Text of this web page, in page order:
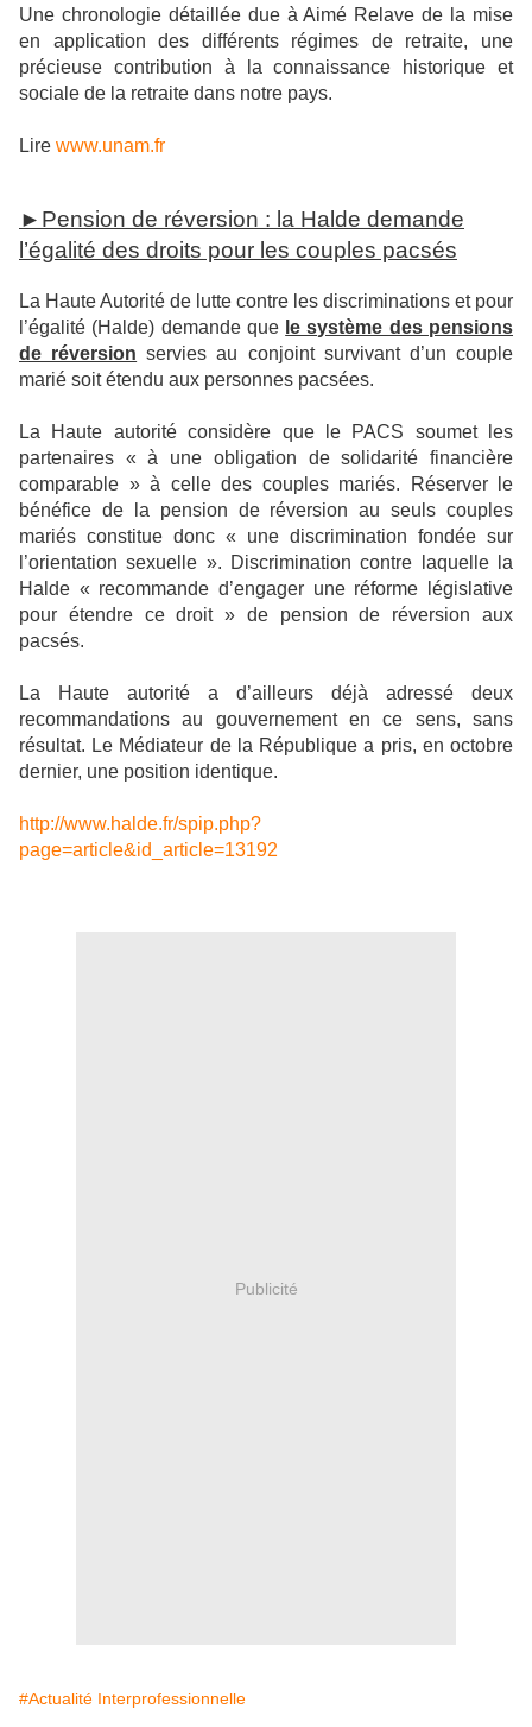
Une chronologie détaillée due à Aimé Relave de la mise
en application des différents régimes de retraite, une
précieuse contribution à la connaissance historique et
sociale de la retraite dans notre pays.
Lire www.unam.fr
►Pension de réversion : la Halde demande
l’égalité des droits pour les couples pacsés
La Haute Autorité de lutte contre les discriminations et pour
l’égalité (Halde) demande que le système des pensions
de réversion servies au conjoint survivant d’un couple
marié soit étendu aux personnes pacsées.
La Haute autorité considère que le PACS soumet les
partenaires « à une obligation de solidarité financière
comparable » à celle des couples mariés. Réserver le
bénéfice de la pension de réversion au seuls couples
mariés constitue donc « une discrimination fondée sur
l’orientation sexuelle ». Discrimination contre laquelle la
Halde « recommande d’engager une réforme législative
pour étendre ce droit » de pension de réversion aux
pacsés.
La Haute
autorité a d’ailleurs déjà adressé deux
recommandations au gouvernement en ce sens, sans
résultat. Le Médiateur de la République a pris, en octobre
dernier, une position identique.
http://www.halde.fr/spip.php?
page=article&id_article=13192
Publicité
#Actualité Interprofessionnelle